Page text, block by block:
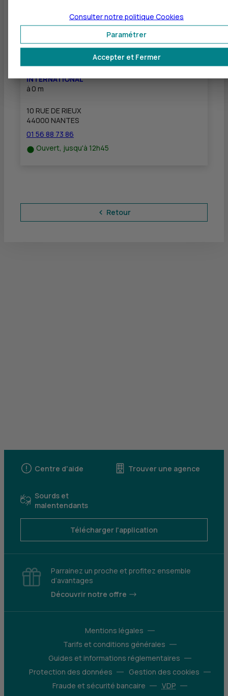
01 56 88 73 86
Ouvert, jusqu'à 12h45
BANQUE TRANSATLANTIQUE - PÔLE GESTION
INTERNATIONAL
à 0 m
10 RUE DE RIEUX
44000 NANTES
01 56 88 73 86
Ouvert, jusqu'à 12h45
Retour
Centre d'aide Trouver une agence
Sourds et
malentendants
Télécharger l'application
Parrainez un proche et profitez ensemble
d’avantages
Découvrir notre offre
Mentions légales
Tarifs et conditions générales
Guides et informations réglementaires
Protection des données
Gestion des cookies
Fraude et sécurité bancaire
VDP
Accepter et Fermer
Paramétrer
Consulter notre politique Cookies